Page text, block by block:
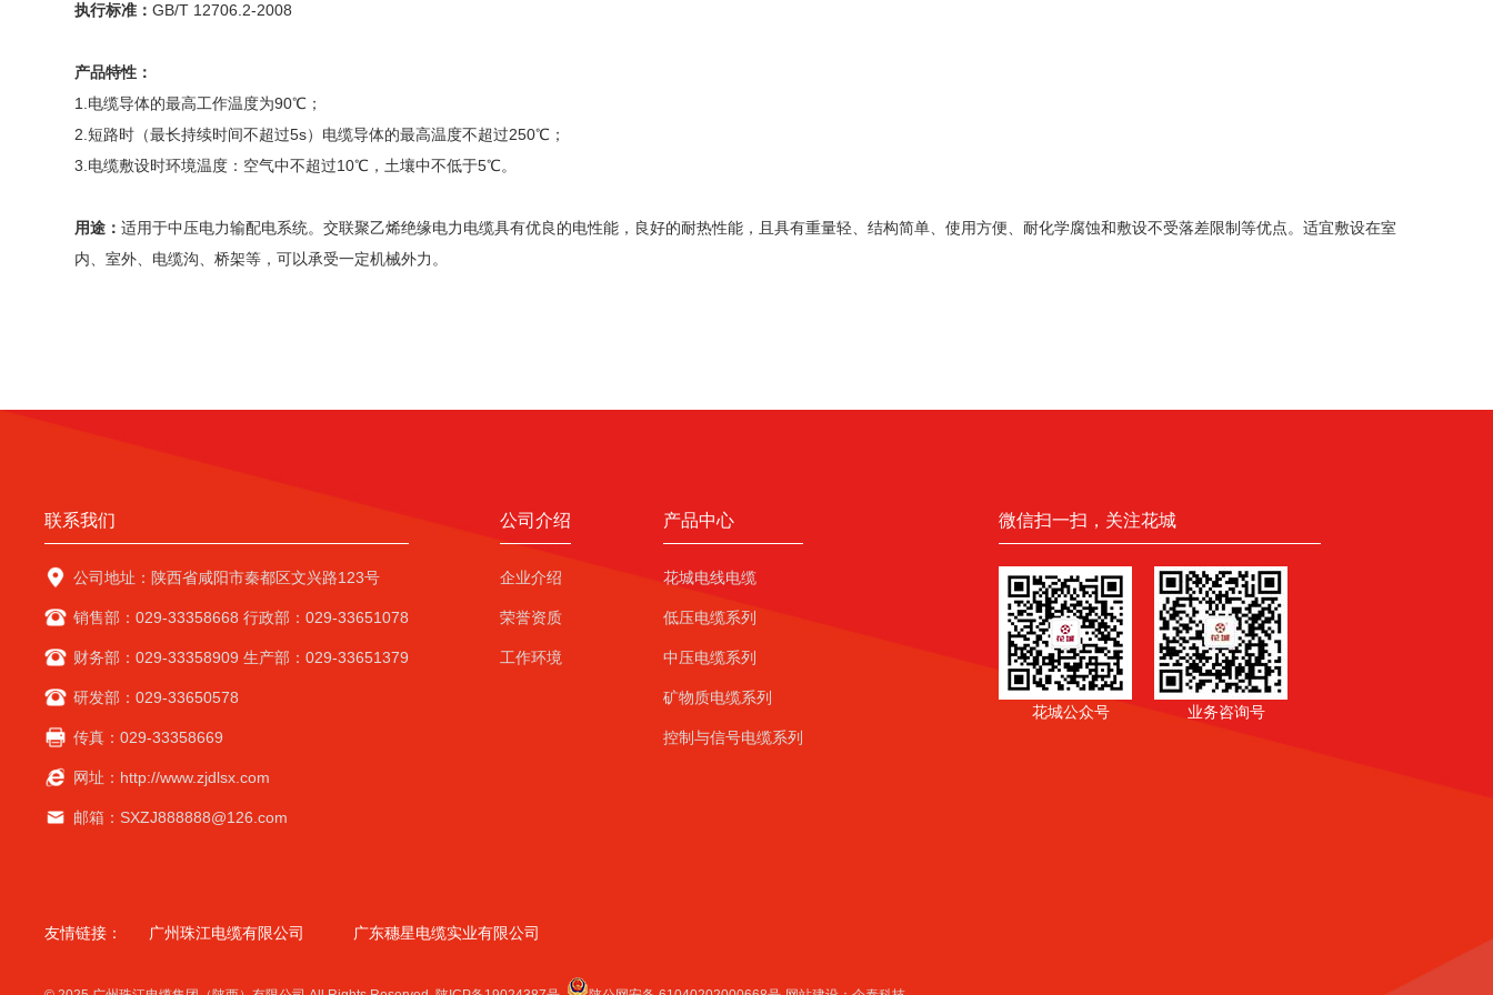
执行标准：GB/T 12706.2-2008
产品特性：
1.电缆导体的最高工作温度为90℃；
2.短路时（最长持续时间不超过5s）电缆导体的最高温度不超过250℃；
3.电缆敷设时环境温度：空气中不超过10℃，土壤中不低于5℃。
用途：适用于中压电力输配电系统。交联聚乙烯绝缘电力电缆具有优良的电性能，良好的耐热性能，且具有重量轻、结构简单、使用方便、耐化学腐蚀和敷设不受落差限制等优点。适宜敷设在室
内、室外、电缆沟、桥架等，可以承受一定机械外力。
联系我们
公司地址：陕西省咸阳市秦都区文兴路123号
销售部：029-33358668 行政部：029-33651078
财务部：029-33358909 生产部：029-33651379
研发部：029-33650578
传真：029-33358669
网址：http://www.zjdlsx.com
邮箱：SXZJ888888@126.com
公司介绍
企业介绍
荣誉资质
工作环境
产品中心
花城电线电缆
低压电缆系列
中压电缆系列
矿物质电缆系列
控制与信号电缆系列
微信扫一扫，关注花城
花城公众号 业务咨询号
友情链接： 广州珠江电缆有限公司 广东穗星电缆实业有限公司